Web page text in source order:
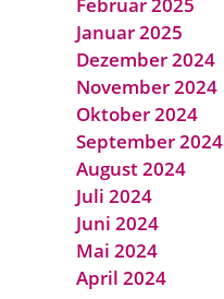
Januar 2025
Dezember 2024
November 2024
Oktober 2024
September 2024
August 2024
Juli 2024
Juni 2024
Mai 2024
April 2024